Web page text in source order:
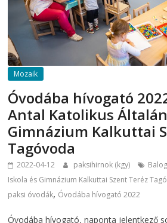
Mozaik
Óvodába hívogató
Antal Katolikus
Gimnázium Kalkuttai
Tagóvoda
2022-04-12 paksihirnok (kgy)
Iskola és Gimnázium Kalkuttai Szent Teréz
paksi óvodák, Óvodába hívogató 2022
Óvodába hívogató, naponta jelentkező